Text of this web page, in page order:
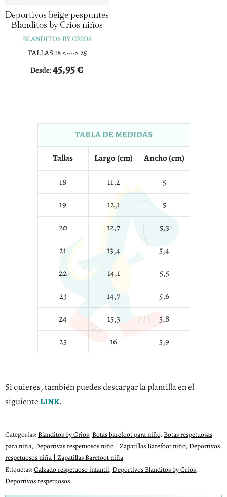
Deportivos beige pespuntes
Blanditos by Crios niños
BLANDITOS BY CRIOS
TALLAS 18 <····> 25
Desde:45,95€
TABLA DE MEDIDAS
Tallas
Largo (cm) Ancho (cm)
18 11,2
5
19
12,1
5
20
12,7
5,3
21
13,4
5,4
22
14,1
5,5
23
14,7
5,6
24
15,3
5,8
25
16 5,9
Si quieres, también puedes descargar la plantilla en el
siguienteLINK.
Categorías: Blanditos by Crios, Botas barefoot para niño, Botas respetuosas
para niña, Deportivas respetuosos niño | Zapatillas Barefoot niño, Deportivos
respetuosos niña | Zapatillas Barefoot niña
Etiquetas:Calzado respetuoso infantil, Deportivos Blanditos by Crios,
Deportivos respetuosos